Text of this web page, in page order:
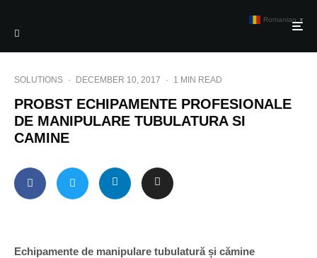
SOLUTIONS · DECEMBER 10, 2017 · 1 MIN READ
PROBST ECHIPAMENTE PROFESIONALE
DE MANIPULARE TUBULATURA SI
CAMINE
Echipamente de manipulare tubulatură și cămine
Romanian ▼